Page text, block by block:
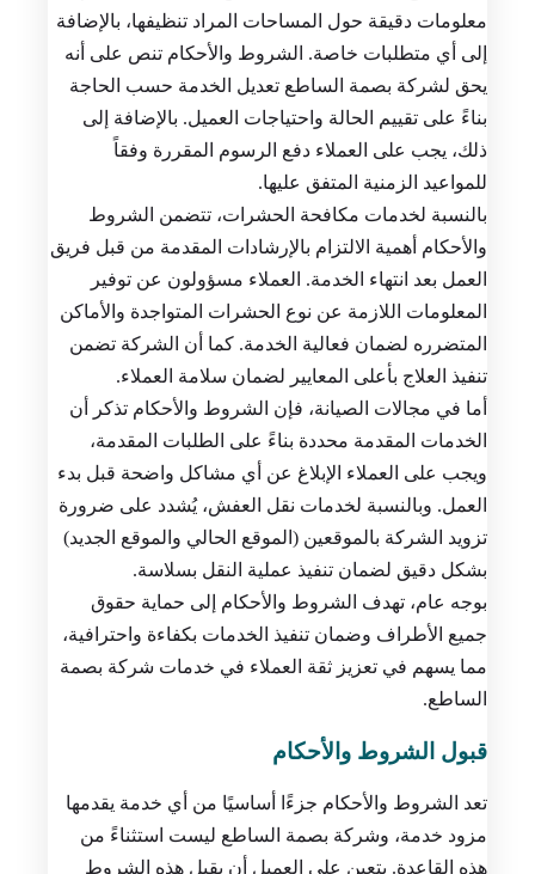
معلومات دقيقة حول المساحات المراد تنظيفها، بالإضافة
إلى أي متطلبات خاصة. الشروط والأحكام تنص على أنه
يحق لشركة بصمة الساطع تعديل الخدمة حسب الحاجة
بناءً على تقييم الحالة واحتياجات العميل. بالإضافة إلى
ذلك، يجب على العملاء دفع الرسوم المقررة وفقاً
للمواعيد الزمنية المتفق عليها.
بالنسبة لخدمات مكافحة الحشرات، تتضمن الشروط
والأحكام أهمية الالتزام بالإرشادات المقدمة من قبل فريق
العمل بعد انتهاء الخدمة. العملاء مسؤولون عن توفير
المعلومات اللازمة عن نوع الحشرات المتواجدة والأماكن
المتضرره لضمان فعالية الخدمة. كما أن الشركة تضمن
تنفيذ العلاج بأعلى المعايير لضمان سلامة العملاء.
أما في مجالات الصيانة، فإن الشروط والأحكام تذكر أن
الخدمات المقدمة محددة بناءً على الطلبات المقدمة،
ويجب على العملاء الإبلاغ عن أي مشاكل واضحة قبل بدء
العمل. وبالنسبة لخدمات نقل العفش، يُشدد على ضرورة
تزويد الشركة بالموقعين (الموقع الحالي والموقع الجديد)
بشكل دقيق لضمان تنفيذ عملية النقل بسلاسة.
بوجه عام، تهدف الشروط والأحكام إلى حماية حقوق
جميع الأطراف وضمان تنفيذ الخدمات بكفاءة واحترافية،
مما يسهم في تعزيز ثقة العملاء في خدمات شركة بصمة
الساطع.
قبول الشروط والأحكام
تعد الشروط والأحكام جزءًا أساسيًا من أي خدمة يقدمها
مزود خدمة، وشركة بصمة الساطع ليست استثناءً من
هذه القاعدة. يتعين على العميل أن يقبل هذه الشروط